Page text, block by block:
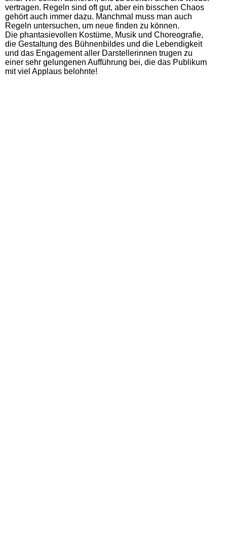
vertragen. Regeln sind oft gut, aber ein bisschen Chaos
gehört auch immer dazu. Manchmal muss man auch
Regeln untersuchen, um neue finden zu können.
Die phantasievollen Kostüme, Musik und Choreografie,
die Gestaltung des Bühnenbildes und die Lebendigkeit
und das Engagement aller Darstellerinnen trugen zu
einer sehr gelungenen Aufführung bei, die das Publikum
mit viel Applaus belohnte!